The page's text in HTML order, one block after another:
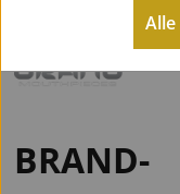
BRAND-